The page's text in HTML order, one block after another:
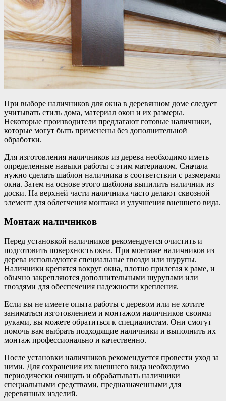
При выборе наличников для окна в деревянном доме следует
учитывать стиль дома, материал окон и их размеры.
Некоторые производители предлагают готовые наличники,
которые могут быть применены без дополнительной
обработки.
Для изготовления наличников из дерева необходимо иметь
определенные навыки работы с этим материалом. Сначала
нужно сделать шаблон наличника в соответствии с размерами
окна. Затем на основе этого шаблона выпилить наличник из
доски. На верхней части наличника часто делают сквозной
элемент для облегчения монтажа и улучшения внешнего вида.
Монтаж наличников
Перед установкой наличников рекомендуется очистить и
подготовить поверхность окна. При монтаже наличников из
дерева используются специальные гвозди или шурупы.
Наличники крепятся вокруг окна, плотно прилегая к раме, и
обычно закрепляются дополнительными шурупами или
гвоздями для обеспечения надежности крепления.
Если вы не имеете опыта работы с деревом или не хотите
заниматься изготовлением и монтажом наличников своими
руками, вы можете обратиться к специалистам. Они смогут
помочь вам выбрать подходящие наличники и выполнить их
монтаж профессионально и качественно.
После установки наличников рекомендуется провести уход за
ними. Для сохранения их внешнего вида необходимо
периодически очищать и обрабатывать наличники
специальными средствами, предназначенными для
деревянных изделий.